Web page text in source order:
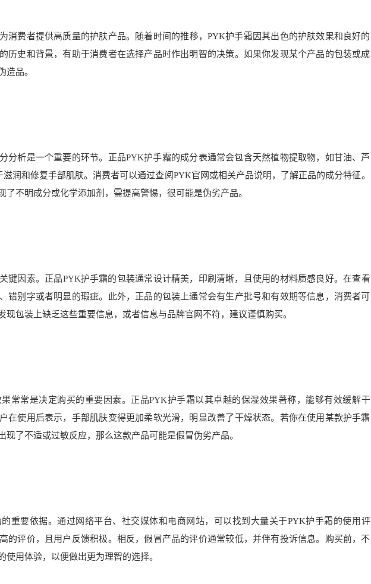
消费者提供高质量的护肤产品。随着时间的推移，PYK护手霜因其出色的护肤效果和良好的
历史和背景，有助于消费者在选择产品时作出明智的决策。如果你发现某个产品的包装或成
造品。
分析是一个重要的环节。正品PYK护手霜的成分表通常会包含天然植物提取物，如甘油、芦
润和修复手部肌肤。消费者可以通过查阅PYK官网或相关产品说明，了解正品的成分特征。
了不明成分或化学添加剂，需提高警惕，很可能是伪劣产品。
键因素。正品PYK护手霜的包装通常设计精美，印刷清晰，且使用的材料质感良好。在查看
错别字或者明显的瑕疵。此外，正品的包装上通常会有生产批号和有效期等信息，消费者可
现包装上缺乏这些重要信息，或者信息与品牌官网不符，建议谨慎购买。
常常是决定购买的重要因素。正品PYK护手霜以其卓越的保湿效果著称，能够有效缓解干
在使用后表示，手部肌肤变得更加柔软光滑，明显改善了干燥状态。若你在使用某款护手霜
现了不适或过敏反应，那么这款产品可能是假冒伪劣产品。
重要依据。通过网络平台、社交媒体和电商网站，可以找到大量关于PYK护手霜的使用评
的评价，且用户反馈积极。相反，假冒产品的评价通常较低，并伴有投诉信息。购买前，不
用体验，以便做出更为理智的选择。